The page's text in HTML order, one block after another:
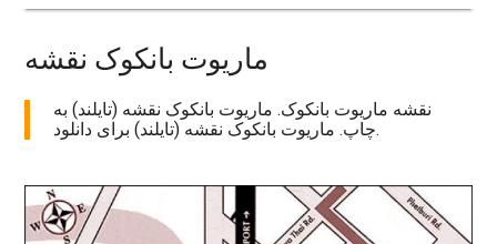
ماریوت بانکوک نقشه
نقشه ماریوت بانکوک. ماریوت بانکوک نقشه (تایلند) به
چاپ. ماریوت بانکوک نقشه (تایلند) برای دانلود.